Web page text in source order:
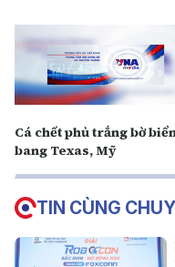
Cá chết phủ trắng bờ
bang Texas, Mỹ
TIN CÙNG